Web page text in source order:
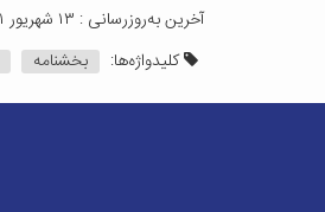
آخرین به‌روزرسانی : ۱۳ شهریور ۱۴۰۱
کلیدواژه‌ها:
بخشنامه